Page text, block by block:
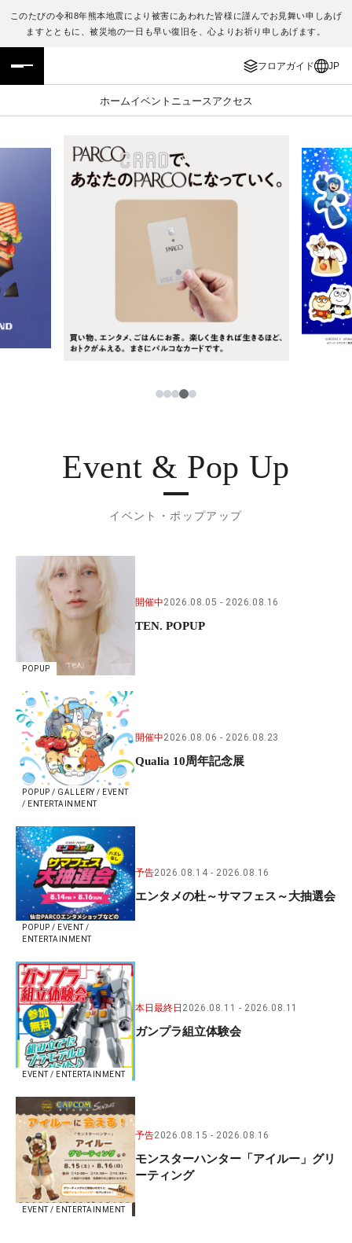
このたびの令和8年熊本地震により被害にあわれた皆様に謹んでお見舞い申しあげ
ますとともに、被災地の一日も早い復旧を、心よりお祈り申しあげます。
フロアガイド JP
ホームイベント ニュース アクセス
フロアガイド
施設案内・アクセス
ニュース
レストラン・カフェ
ENGLISH
繁体字
1234
Event & Pop Up
イベント・ポップアップ
POPUP
開催中2026.08.05 2026.08.16
TEN. POPUP
POPUP / GALLERY / EVENT
/ ENTERTAINMENT
開催中2026.08.06 2026.08.23
Qualia 10周年記念展
POPUP / EVENT /
ENTERTAINMENT
予告2026.08.14 2026.08.16
エンタメの杜～サマフェス～大抽選会
EVENT / ENTERTAINMENT
本日最終日 2026.08.11 2026.08.11
ガンプラ組立体験会
EVENT / ENTERTAINMENT
予告2026.08.15 2026.08.16
モンスターハンター「アイルー」グリ
ーティング